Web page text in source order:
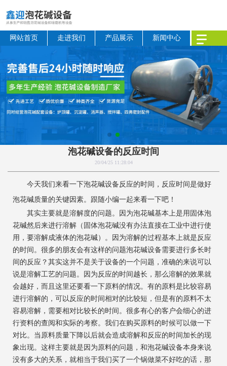
网站首页 走进我们 产品展示 新闻中心
泡花碱设备的反应时间
20/04/25 11:28:04
今天我们来看一下泡花碱设备反应的时间，反应时间是做好
泡花碱质量的关键因素。跟随小编一起来看一下吧！
其实主要就是溶解度的问题。因为泡花碱基本上是用固体泡
花碱然后来进行溶解（固体泡花碱没有办法直接在工业中进行使
用，要溶解成液体的泡花碱）。因为溶解的过程基本上就是反应
的时间。很多的朋友会有这样的问题泡花碱设备需要进行多长时
间的反应？其实这并不是关于设备的一个问题，准确的来说可以
说是溶解工艺的问题。因为反应的时间越长，那么溶解的效果就
会越好，而且这里还要看一下原料的情况。有的原料是比较容易
进行溶解的，可以反应的时间相对的比较短，但是有的原料不太
容易溶解，需要相对比较长的时间。很多有心的客户会细心的进
行资料的查阅和实际的考察。我们在购买原料的时候可以做一下
对比。当原料质量下降以后就会造成溶解和反应的时间加长的现
象出现。这样主要就是因为原料的问题，和泡花碱设备本身来说
没有多大的关系，就相当于我们买了一个锅做菜不好吃的话，那